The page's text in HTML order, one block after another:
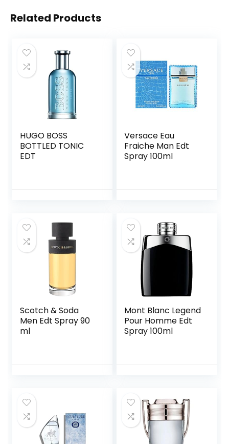
Related Products
HUGO BOSS
BOTTLED TONIC
EDT
Versace Eau
Fraiche Man Edt
Spray 100ml
Scotch & Soda
Men Edt Spray 90
ml
Mont Blanc Legend
Pour Homme Edt
Spray 100ml